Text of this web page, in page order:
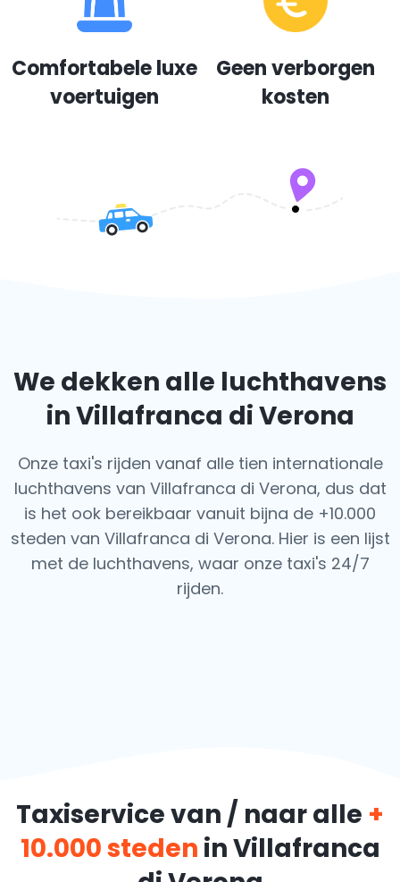
Comfortabele luxe
voertuigen
Geen verborgen
kosten
We dekken alle luchthavens
in Villafranca di Verona
Onze taxi's rijden vanaf alle tien internationale
luchthavens van Villafranca di Verona, dus dat
is het ook bereikbaar vanuit bijna de +10.000
steden van Villafranca di Verona. Hier is een lijst
met de luchthavens, waar onze taxi's 24/7
rijden.
Taxiservice van / naar alle +
10.000 steden in Villafranca